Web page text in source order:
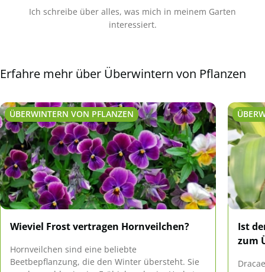
Ich schreibe über alles, was mich in meinem Garten
interessiert.
Erfahre mehr über Überwintern von Pflanzen
ÜBERWINTERN VON PFLANZEN
Wieviel Frost vertragen Hornveilchen?
Hornveilchen sind eine beliebte
Beetbepflanzung, die den Winter übersteht. Sie
Ist
zum